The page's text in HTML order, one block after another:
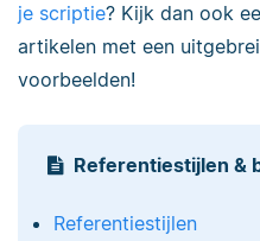
je scriptie? Kijk dan ook
artikelen met een
voorbeelden!
Referentiestijlen &
Referentiestijlen